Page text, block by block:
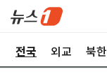
전국 외교 북한